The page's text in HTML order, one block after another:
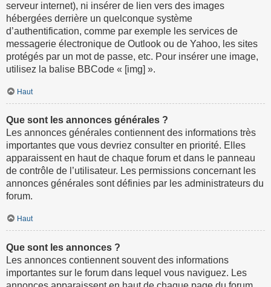
serveur internet), ni insérer de lien vers des images
hébergées derrière un quelconque système
d’authentification, comme par exemple les services de
messagerie électronique de Outlook ou de Yahoo, les sites
protégés par un mot de passe, etc. Pour insérer une image,
utilisez la balise BBCode « [img] ».
Haut
Que sont les annonces générales ?
Les annonces générales contiennent des informations très
importantes que vous devriez consulter en priorité. Elles
apparaissent en haut de chaque forum et dans le panneau
de contrôle de l’utilisateur. Les permissions concernant les
annonces générales sont définies par les administrateurs du
forum.
Haut
Que sont les annonces ?
Les annonces contiennent souvent des informations
importantes sur le forum dans lequel vous naviguez. Les